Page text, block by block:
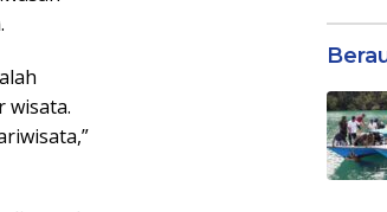
wisata.